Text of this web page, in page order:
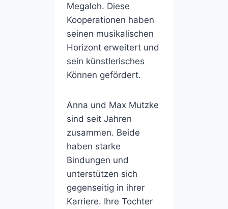
Megaloh. Diese
Kooperationen haben
seinen musikalischen
Horizont erweitert und
sein künstlerisches
Können gefördert.
Anna und Max Mutzke
sind seit Jahren
zusammen. Beide
haben starke
Bindungen und
unterstützen sich
gegenseitig in ihrer
Karriere. Ihre Tochter